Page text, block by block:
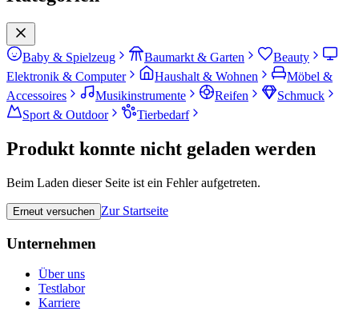
Baby & Spielzeug Baumarkt & Garten
Beauty
Elektronik & Computer
Haushalt & Wohnen
Möbel &
Accessoires
Musikinstrumente Reifen
Schmuck
Sport & Outdoor
Tierbedarf
Produkt konnte nicht geladen werden
Beim Laden dieser Seite ist ein Fehler aufgetreten.
Erneut versuchen Zur Startseite
Unternehmen
Über uns
Testlabor
Karriere